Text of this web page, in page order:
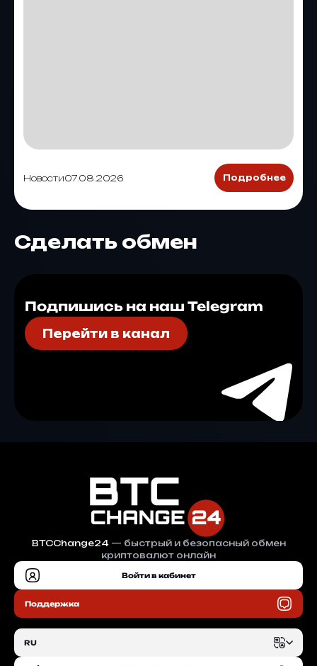
Новости07.08.2026 Подробнее
Сделать обмен
Подпишись на наш Telegram
Перейти в канал
BTCChange24— быстрый и безопасный обмен
криптовалют онлайн
Войти в кабинет
Поддержка
RU